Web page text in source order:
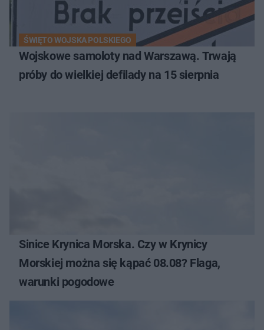
ŚWIĘTO WOJSKA POLSKIEGO
Wojskowe samoloty nad Warszawą. Trwają
próby do wielkiej defilady na 15 sierpnia
Sinice Krynica Morska. Czy w Krynicy
Morskiej można się kąpać 08.08? Flaga,
warunki pogodowe